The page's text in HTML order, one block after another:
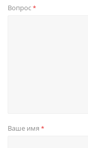
Вопрос*
Ваше имя *